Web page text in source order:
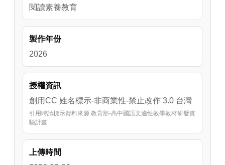
閱讀素養教育
製作年份
2026
授權資訊
創用CC 姓名標示-非商業性-禁止改作 3.0 台灣
引用時請標示資料來源:教育部-高中國語文適性教學教材研發實
驗計畫
上傳時間